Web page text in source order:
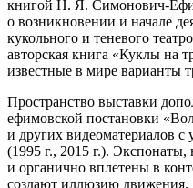
книгой Н. Я. Симонович-
о возникновении и начале
кукольного и теневого
авторская книга «Куклы на
известные в мире варианты
Пространство выставки
ефимовской постановки
и других видеоматериалов с
(1995 г., 2015 г.).
и органично вплетены в
создают иллюзию движения.